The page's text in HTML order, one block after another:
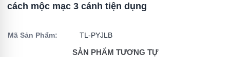
cách mộc mạc 3 cánh tiện dụng
Mã Sản Phẩm: TL-PYJLB
SẢN PHẨM TƯƠNG TỰ